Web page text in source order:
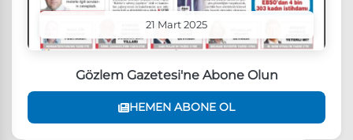
21 Mart 2025
Gözlem Gazetesi'ne Abone Olun
HEMEN ABONE OL